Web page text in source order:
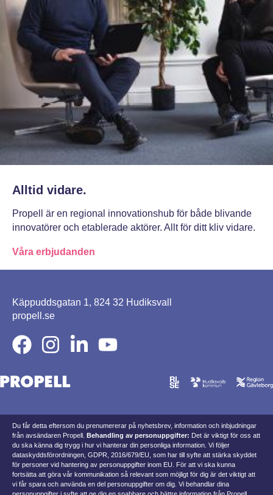
Alltid vidare.
Propell är en regional innovationshub för både blivande
innovatörer och etablerade aktörer. Allt för ditt kliv vidare.
Våra erbjudanden
Käppuddsgatan 1, 824 32 Hudiksvall
propell.se
Du får detta eftersom du prenumererar på nyhetsbrev, information och inbjudningar
från avsändaren Propell. Behandling av personuppgifter: Det är viktigt för oss att
du ska känna dig trygg i hur vi hanterar din personliga information. Vi följer
dataskyddsförordningen, GDPR, 2016/679/EU, som har till syfte att stärka skyddet
för personer vid hantering av personuppgifter inom EU. För att vi ska kunna
fortsätta att göra vår kommunikation så relevant som möjligt för dig är det viktigt att
vi får spara och använda en del personuppgifter om dig. Vi behandlar dina